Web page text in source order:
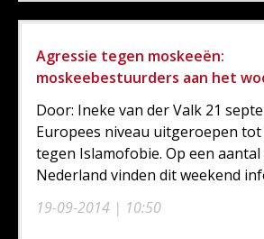
Agressie tegen moskeeën:
moskeebestuurders aan het
19-09-2014 | 10:50
Door: Ineke van der Valk 21
Europees niveau uitgeroepen
tegen Islamofobie. Op een
Nederland vinden dit weekend